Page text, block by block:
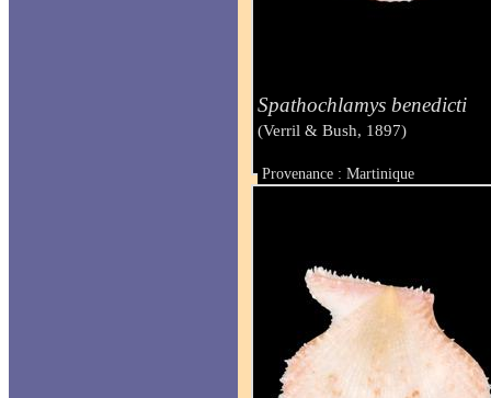
Spathochlamys benedicti
(Verril & Bush, 1897)
Provenance : Martinique
Taille : 30 mm